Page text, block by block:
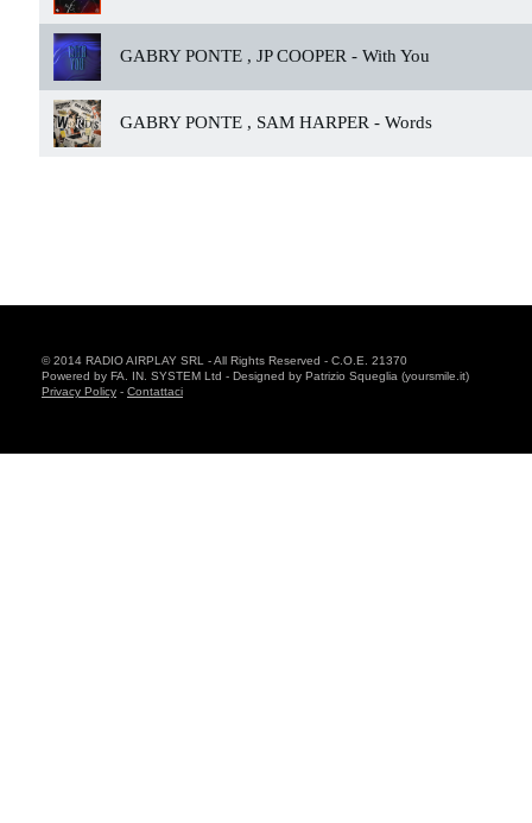
GABRY PONTE , JP COOPER - With You
GABRY PONTE , SAM HARPER - Words
© 2014 RADIO AIRPLAY SRL - All Rights Reserved - C.O.E. 21370
Powered by FA. IN. SYSTEM Ltd - Designed by Patrizio Squeglia (yoursmile.it)
Privacy Policy - Contattaci